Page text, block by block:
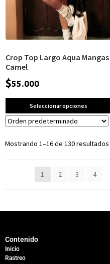
Crop Top Largo Aqua Mangas
Camel
$55.000
Seleccionar opciones
Mostrando 1–16 de 130 resultados
1 2 3 4
Contenido
Inicio
Rastreo